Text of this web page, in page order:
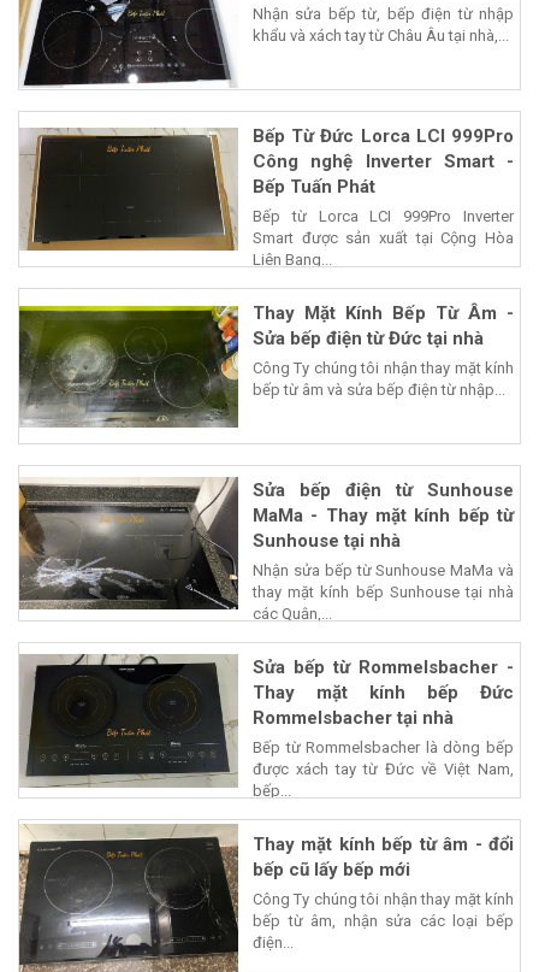
Nhận sửa bếp từ, bếp điện từ nhập
khẩu và xách tay từ Châu Âu tại nhà,...
Bếp Từ Đức Lorca LCI 999Pro
Công nghệ Inverter Smart -
Bếp Tuấn Phát
Bếp từ Lorca LCI 999Pro Inverter
Smart được sản xuất tại Cộng Hòa
Liên Bang...
Thay Mặt Kính Bếp Từ Âm -
Sửa bếp điện từ Đức tại nhà
Công Ty chúng tôi nhận thay mặt kính
bếp từ âm và sửa bếp điện từ nhập...
Sửa bếp điện từ Sunhouse
MaMa - Thay mặt kính bếp từ
Sunhouse tại nhà
Nhận sửa bếp từ Sunhouse MaMa và
thay mặt kính bếp Sunhouse tại nhà
các Quận,...
Sửa bếp từ Rommelsbacher -
Thay mặt kính bếp Đức
Rommelsbacher tại nhà
Bếp từ Rommelsbacher là dòng bếp
được xách tay từ Đức về Việt Nam,
bếp...
Thay mặt kính bếp từ âm - đổi
bếp cũ lấy bếp mới
Công Ty chúng tôi nhận thay mặt kính
bếp từ âm, nhận sửa các loại bếp
điện...